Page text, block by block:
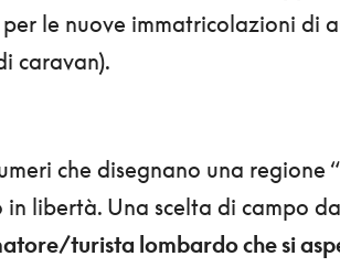
per le nuove immatricolazioni di
caravan).
che disegnano una regione
in libertà. Una scelta di campo
turista lombardo che si